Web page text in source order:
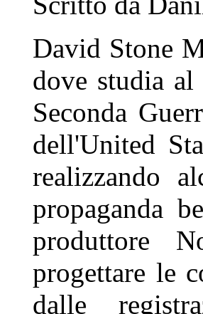
David Stone
dove studia
Seconda
dell'United
realizzando
propaganda
produttore
progettare le
dalle